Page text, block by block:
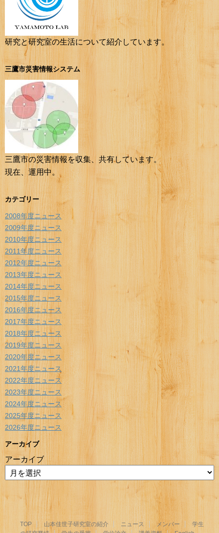
研究と研究室の生活について紹介しています。
三鷹市災害情報システム
三鷹市の災害情報を収集、共有しています。
現在、運用中。
カテゴリー
2008年度ニュース
2009年度ニュース
2010年度ニュース
2011年度ニュース
2012年度ニュース
2013年度ニュース
2014年度ニュース
2015年度ニュース
2016年度ニュース
2017年度ニュース
2018年度ニュース
2019年度ニュース
2020年度ニュース
2021年度ニュース
2022年度ニュース
2023年度ニュース
2024年度ニュース
2025年度ニュース
2026年度ニュース
アーカイブ
アーカイブ
TOP 山本佳世子研究室の紹介 ニュース メンバー
学生